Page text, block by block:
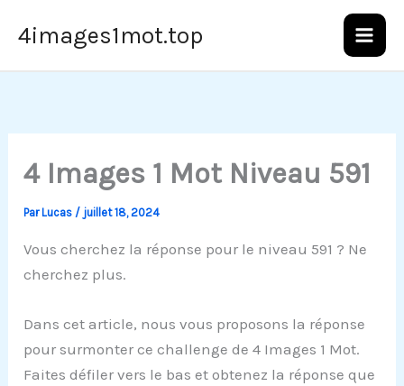
4images1mot.top
4 Images 1 Mot Niveau 591
ParLucas / juillet 18, 2024
Vous cherchez la réponse pour le niveau 591 ? Ne
cherchez plus.
Dans cet article, nous vous proposons la réponse
pour surmonter ce challenge de 4 Images 1 Mot.
Faites défiler vers le bas et obtenez la réponse que